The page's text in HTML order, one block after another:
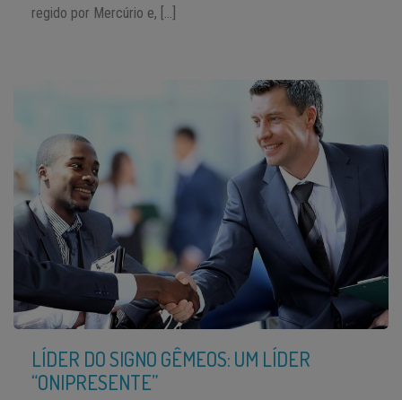
regido por Mercúrio e, […]
LÍDER DO SIGNO GÊMEOS: UM LÍDER
“ONIPRESENTE”